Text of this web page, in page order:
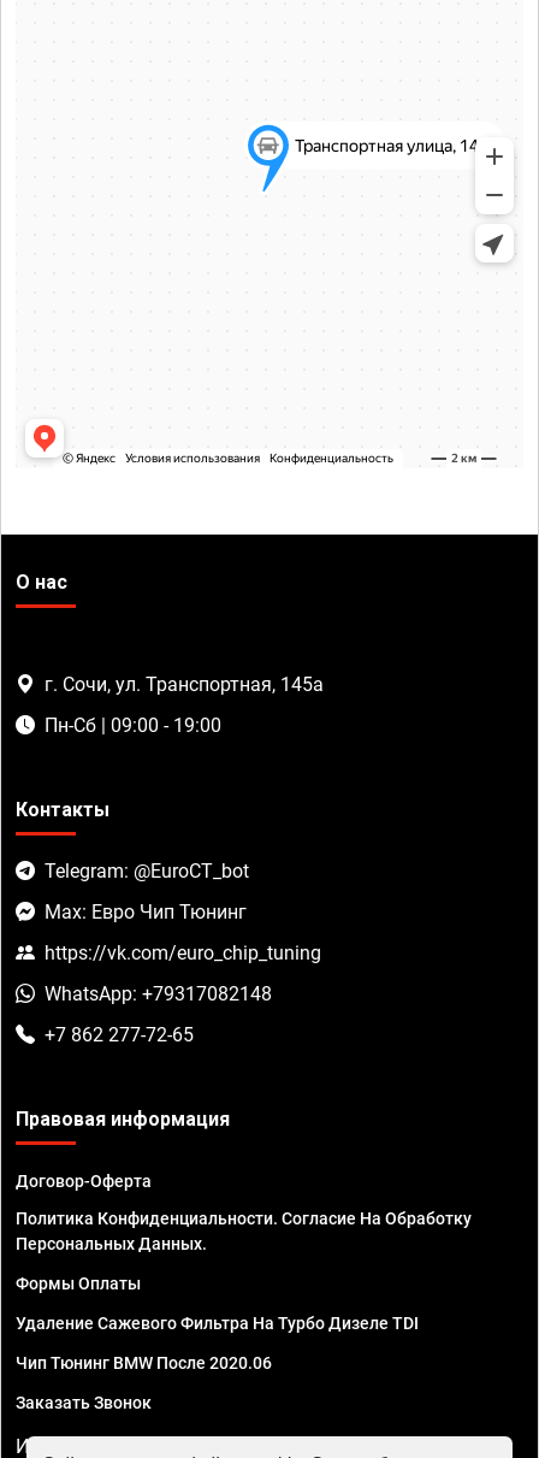
О нас
г. Сочи, ул. Транспортная, 145а
Пн-Сб | 09:00 - 19:00
Контакты
Telegram: @EuroCT_bot
Max: Евро Чип Тюнинг
https://vk.com/euro_chip_tuning
WhatsApp: +79317082148
+7 862 277-72-65
Правовая информация
Договор-Оферта
Политика Конфиденциальности. Согласие На Обработку
Персональных Данных.
Формы Оплаты
Удаление Сажевого Фильтра На Турбо Дизеле TDI
Чип Тюнинг BMW После 2020.06
Заказать Звонок
ИП Смирнов Георгий Павлович. ИНН 781302555843,